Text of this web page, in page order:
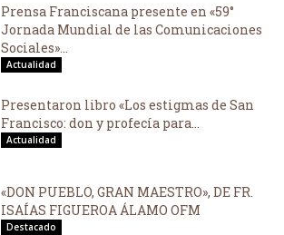
Prensa Franciscana presente en «59°
Jornada Mundial de las Comunicaciones
Sociales»...
Actualidad
Presentaron libro «Los estigmas de San
Francisco: don y profecía para...
Actualidad
«DON PUEBLO, GRAN MAESTRO», DE FR.
ISAÍAS FIGUEROA ÁLAMO OFM
Destacado